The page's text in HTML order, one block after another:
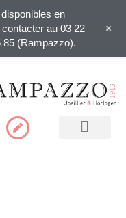
en
au 03 22
85 (Rampazzo).
+